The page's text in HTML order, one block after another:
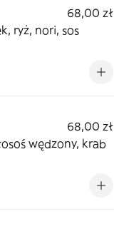
68,00 zł
ryż, nori, sos
68,00 zł
wędzony, krab